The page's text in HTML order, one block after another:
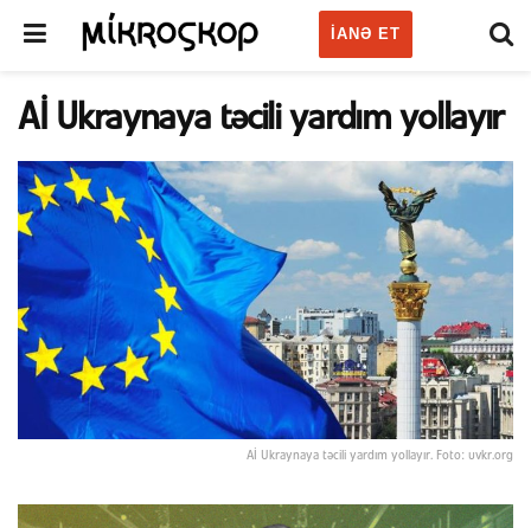
IANƏ ET
Aİ Ukraynaya təcili yardım yollayır
Aİ Ukraynaya təcili yardım yollayır. Foto: uvkr.org